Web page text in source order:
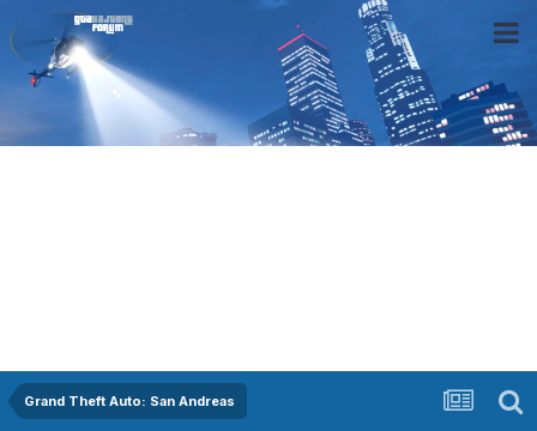
Grand Theft Auto: San Andreas